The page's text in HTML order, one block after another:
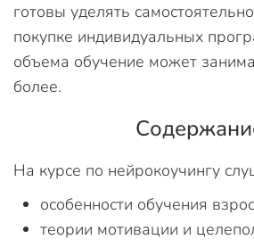
готовы уделять
покупке индивидуальных
объема обучение может
более.
На курсе по нейрокоучингу
особенности обучения
теории мотивации и